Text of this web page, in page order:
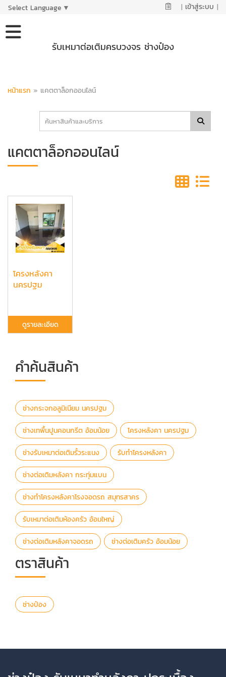
Select Language ▼ | เข้าสู่ระบบ |
รับเหมาต่อเติมครบวงจร ช่างป๋อง
หน้าแรก » แคตตาล็อกออนไลน์
แคตตาล็อกออนไลน์
โครงหลังคา
นครปฐม
ดูรายละเอียด
คำค้นสินค้า
ช่างกระจกอลูมิเนียม นครปฐม
ช่างเทพื้นปูนคอนกรีต อ้อมน้อย โครงหลังคา นครปฐม
ช่างรับเหมาต่อเติมรั้วระแนง รับทำโครงหลังคา
ช่างต่อเติมหลังคา กระทุ่มแบน
ช่างทำโครงหลังคาโรงจอดรถ สมุทรสาคร
รับเหมาต่อเติมห้องครัว อ้อมใหญ่
ช่างต่อเติมหลังคาจอดรถ ช่างต่อเติมครัว อ้อมน้อย
ตราสินค้า
ช่างป๋อง